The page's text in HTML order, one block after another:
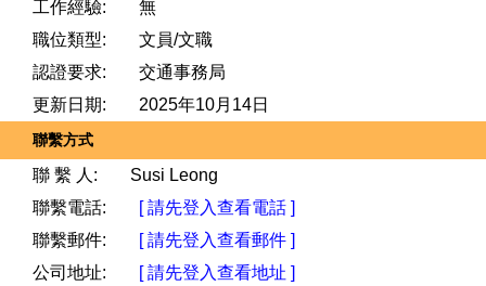
工作經驗:
無
職位類型:
文員/文職
認證要求:
交通事務局
更新日期:
2025年10月14日
聯繫方式
聯 繫 人:
Susi Leong
聯繫電話:
[ 請先登入查看電話 ]
聯繫郵件:
[ 請先登入查看郵件 ]
公司地址:
[ 請先登入查看地址 ]